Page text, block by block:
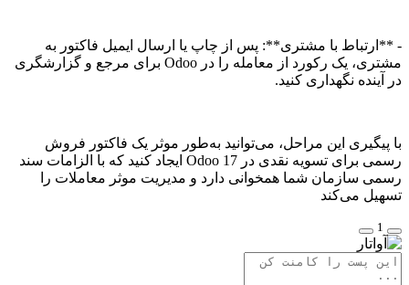
- **ارتباط با مشتری**: پس از چاپ یا ارسال ایمیل فاکتور به
مشتری، یک رکورد از معامله را در Odoo برای مرجع و گزارشگری
در آینده نگهداری کنید.
با پیگیری این مراحل، می‌توانید به‌طور موثر یک فاکتور فروش
رسمی برای تسویه نقدی در Odoo 17 ایجاد کنید که با الزامات سند
رسمی سازمان شما همخوانی دارد و مدیریت موثر معاملات را
تسهیل می‌کند
1